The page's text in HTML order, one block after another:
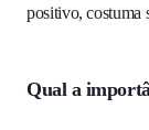
positivo, costuma
Qual a